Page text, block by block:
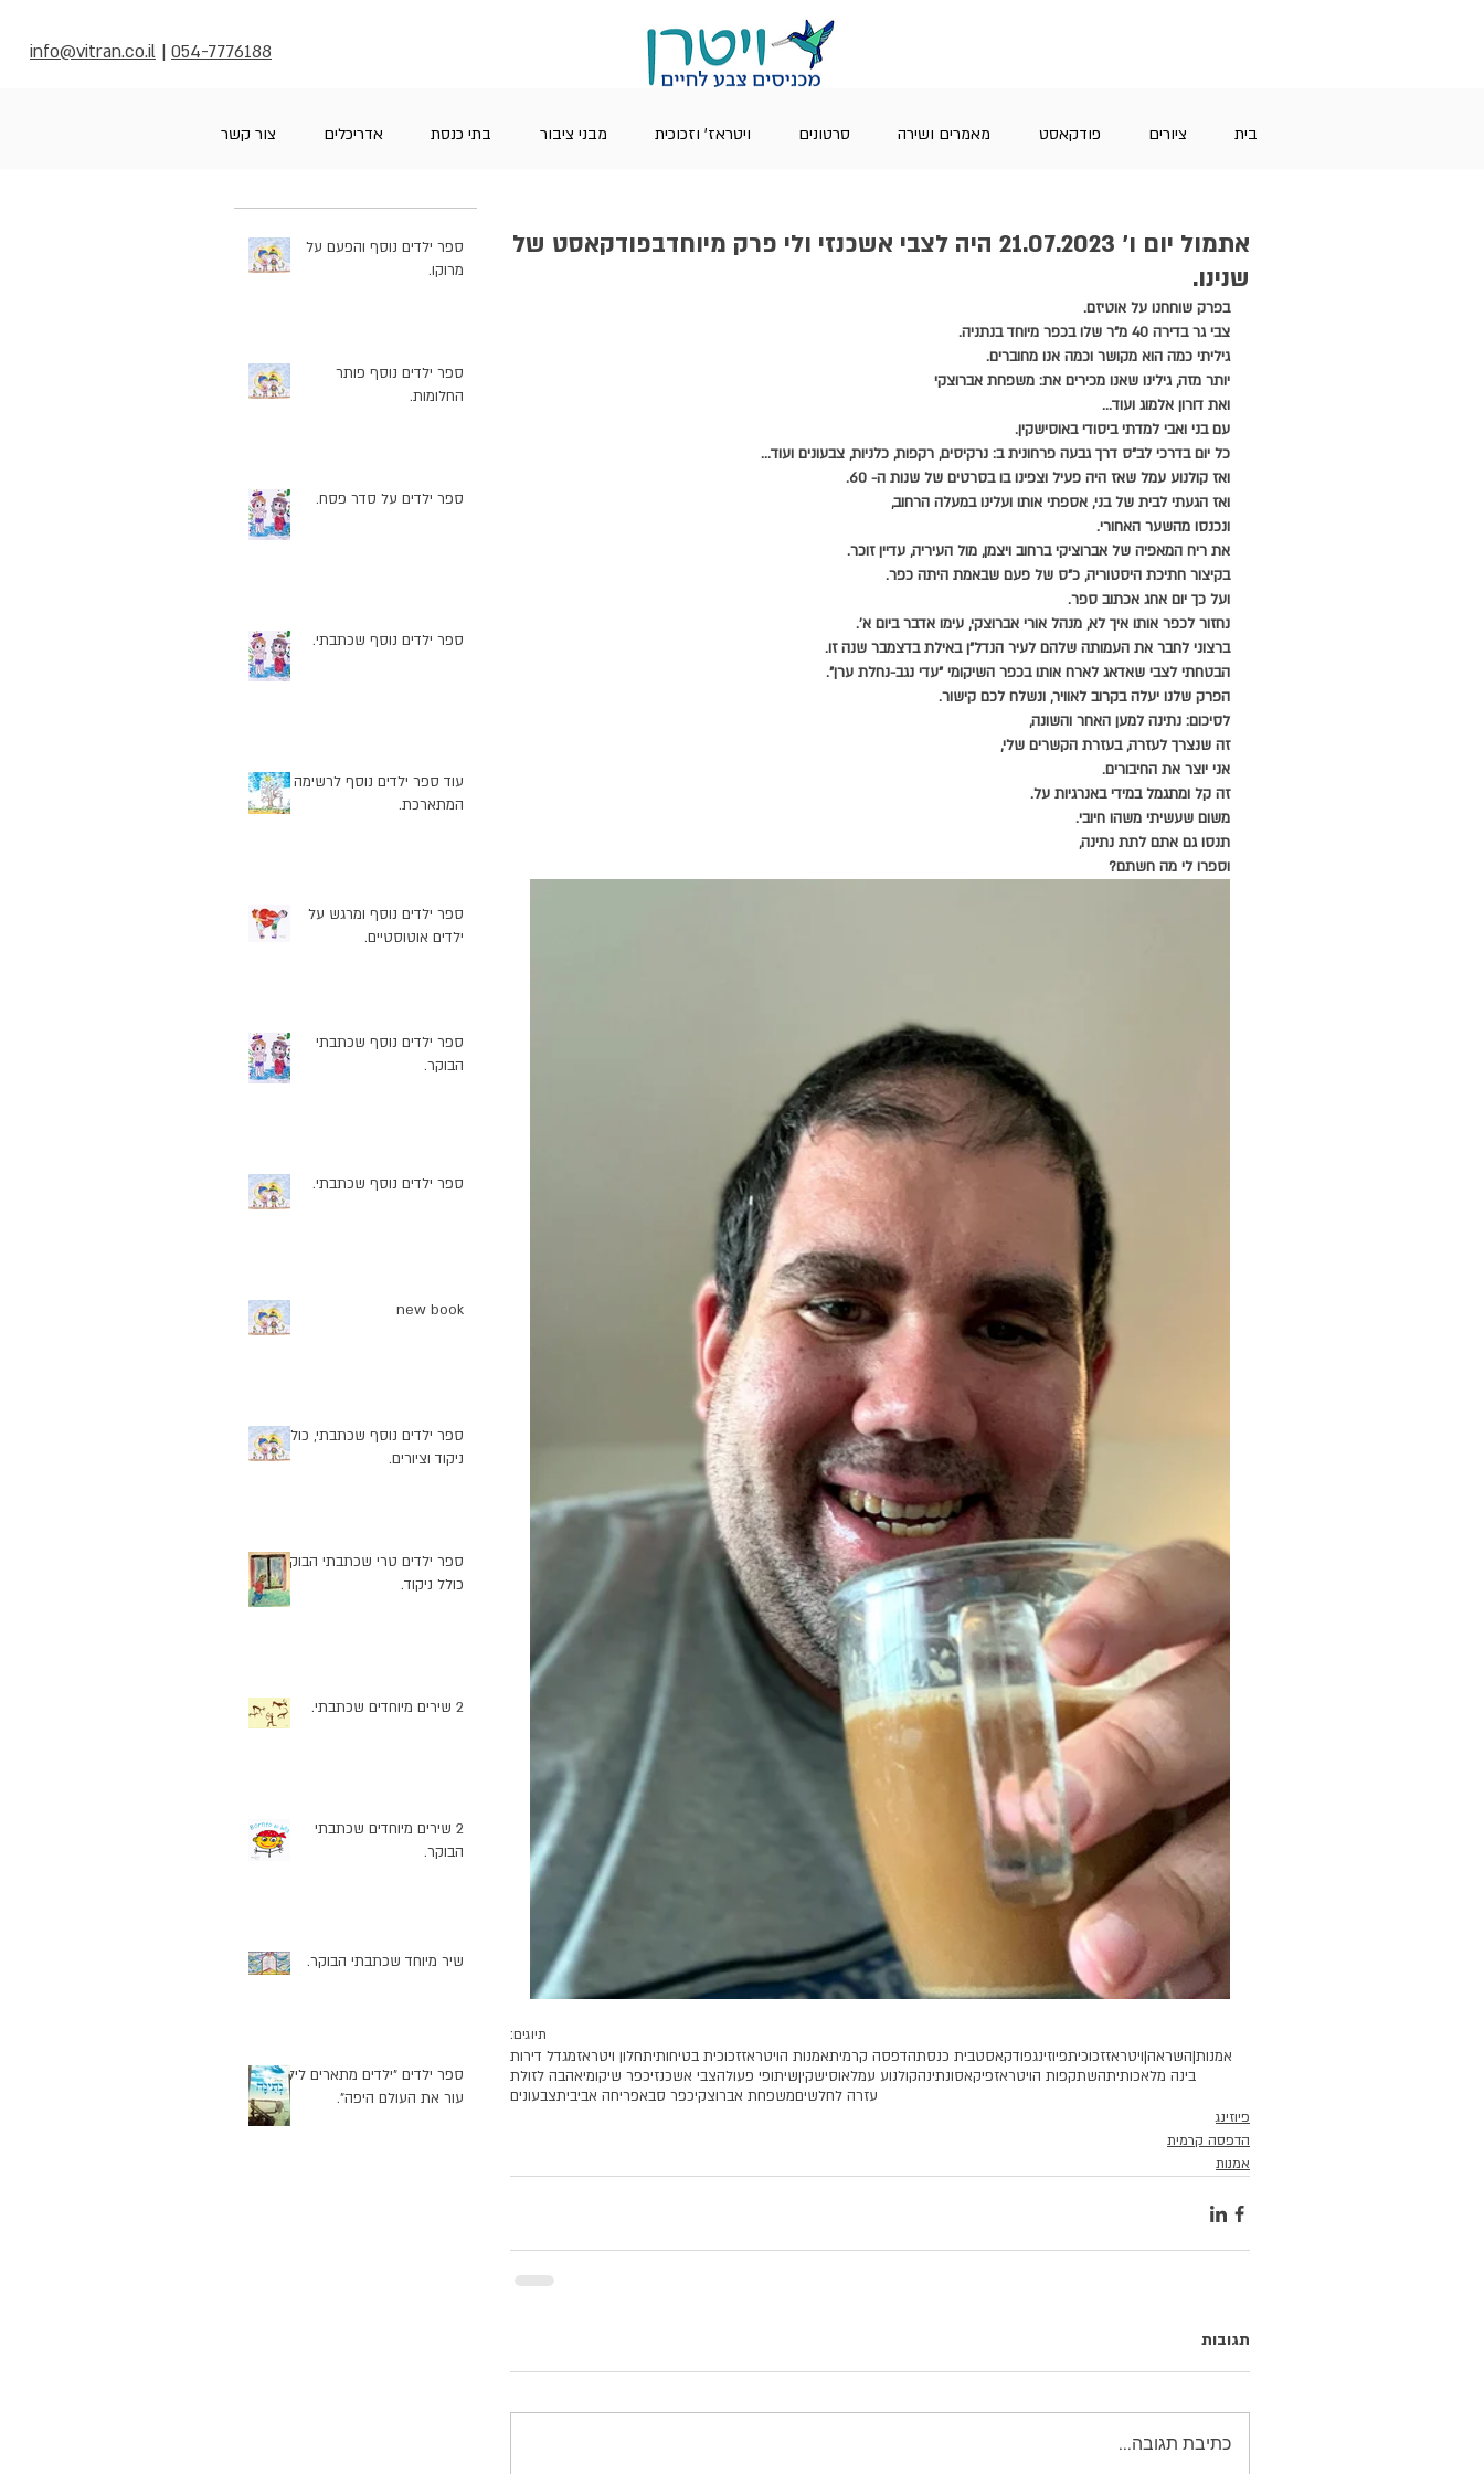
info@vitran.co.il | 054-7776188
בית ציורים פודקאסט מאמרים ושירה סרטונים ויטראז' וזכוכית מבני ציבור בתי כנסת אדריכלים צור קשר
ספר ילדים נוסף והפעם על
מרוקו.
ספר ילדים נוסף פותר
החלומות.
ספר ילדים על סדר פסח.
ספר ילדים נוסף שכתבתי.
עוד ספר ילדים נוסף לרשימה
המתארכת.
ספר ילדים נוסף ומרגש על
ילדים אוטוסטיים.
ספר ילדים נוסף שכתבתי
הבוקר.
ספר ילדים נוסף שכתבתי.
new book
ספר ילדים נוסף שכתבתי, כולל
ניקוד וציורים.
ספר ילדים טרי שכתבתי הבוקר
כולל ניקוד.
2 שירים מיוחדים שכתבתי.
2 שירים מיוחדים שכתבתי
הבוקר.
שיר מיוחד שכתבתי הבוקר.
ספר ילדים "ילדים מתארים לילד
עור את העולם היפה".
אתמול יום ו' 21.07.2023 היה לצבי אשכנזי ולי פרק מיוחדבפודקאסט של
שנינו.
בפרק שוחחנו על אוטיזם.
צבי גר בדירה 40 מ"ר שלו בכפר מיוחד בנתניה.
גיליתי כמה הוא מקושר וכמה אנו מחוברים.
יותר מזה, גילינו שאנו מכירים את: משפחת אברוצקי
ואת דורון אלמוג ועוד...
עם בני ואבי למדתי ביסודי באוסישקין.
כל יום בדרכי לב"ס דרך גבעה פרחונית ב: נרקיסים, רקפות, כלניות, צבעונים ועוד...
ואז קולנוע עמל שאז היה פעיל וצפינו בו בסרטים של שנות ה- 60.
ואז הגעתי לבית של בני, אספתי אותו ועלינו במעלה הרחוב,
ונכנסו מהשער האחורי.
את ריח המאפיה של אברוציקי ברחוב ויצמן, מול העיריה, עדיין זוכר.
בקיצור חתיכת היסטוריה, כ"ס של פעם שבאמת היתה כפר.
ועל כך יום אחג אכתוב ספר.
נחזור לכפר אותו איך לא, מנהל אורי אברוצקי, עימו אדבר ביום א'.
ברצוני לחבר את העמותה שלהם לעיר הנדל"ן באילת בדצמבר שנה זו.
הבטחתי לצבי שאדאג לארח אותו בכפר השיקומי "עדי נגב-נחלת ערן".
הפרק שלנו יעלה בקרוב לאוויר, ונשלח לכם קישור.
לסיכום: נתינה למען האחר והשונה,
זה שנצרך לעזרה, בעזרת הקשרים שלי,
אני יוצר את החיבורים.
זה קל ומתגמל במידי באנרגיות על.
משום שעשיתי משהו חיובי.
תנסו גם אתם לתת נתינה,
וספרו לי מה חשתם?
תיוגים:
אמנות|השראה|ויטראזזכוכיתפיוזינגפודקאסטבית כנסתהדפסה קרמיתאמנות הויטראזזכוכית בטיחותיתחלון ויטראזמגדל דירות
בינה מלאכותיתהשתקפות הויטראזפיקאסונתינהקולנוע עמלאוסישקיןשיתופי פעולהצבי אשכנזיכפר שיקומיאהבה לזולת
עזרה לחלשיםמשפחת אברוצקיכפר סבאפריחה אביביתצבעונים
פיוזינג
הדפסה קרמית
אמנות
תגובות
כתיבת תגובה...